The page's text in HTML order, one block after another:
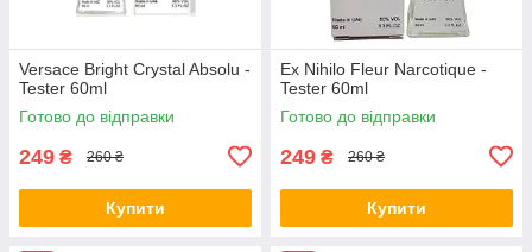
Versace Bright Crystal Absolu -
Tester 60ml
Готово до відправки
249 ₴ 260 ₴
Купити
Ex Nihilo Fleur Narcotique -
Tester 60ml
Готово до відправки
249 ₴ 260 ₴
Купити